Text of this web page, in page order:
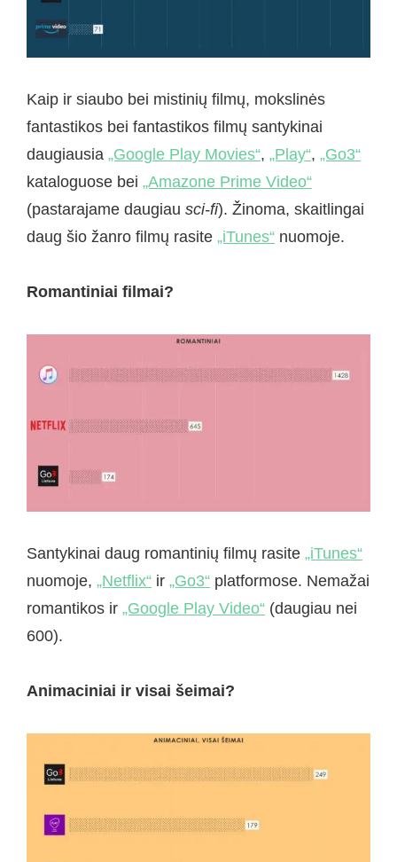
Kaip ir siaubo bei mistinių filmų, mokslinės
fantastikos bei fantastikos filmų santykinai
daugiausia „Google Play Movies“, „Play“, „Go3“
kataloguose bei „Amazone Prime Video“
(pastarajame daugiau sci-fi). Žinoma, skaitlingai
daug šio žanro filmų rasite „iTunes“ nuomoje.
Romantiniai filmai?
Santykinai daug romantinių filmų rasite „iTunes“
nuomoje, „Netflix“ ir „Go3“ platformose. Nemažai
romantikos ir „Google Play Video“ (daugiau nei
600).
Animaciniai ir visai šeimai?